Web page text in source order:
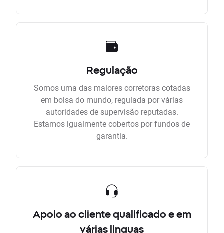
Regulação
Somos uma das maiores corretoras cotadas
em bolsa do mundo, regulada por várias
autoridades de supervisão reputadas.
Estamos igualmente cobertos por fundos de
garantia.
Apoio ao cliente qualificado e em
várias linguas